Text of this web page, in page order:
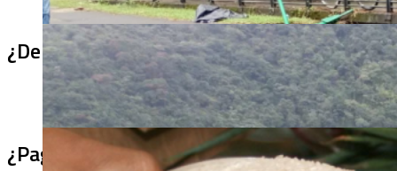
¿De qué sirve un puente terminado si no
¿Pagaron menos de lo permitido por el